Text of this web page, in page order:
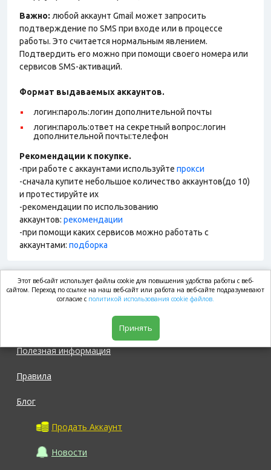
Важно: любой аккаунт Gmail может запросить
подтверждение по SMS при входе или в процессе
работы. Это считается нормальным явлением.
Подтвердить его можно при помощи своего номера или
сервисов SMS-активаций.
Формат выдаваемых аккаунтов.
логин:пароль:логин дополнительной почты
логин:пароль:ответ на секретный вопрос:логин
дополнительной почты:телефон
Рекомендации к покупке.
-при работе с аккаунтами используйте прокси
-сначала купите небольшое количество аккаунтов(до 10)
и протестируйте их
-рекомендации по использованию
аккаунтов: рекомендации
-при помощи каких сервисов можно работать с
аккаунтами: подборка
market.com
Полезная информация
Правила
Блог
Продать Аккаунт
Новости
Этот веб-сайт использует файлы cookie для повышения удобства работы с веб-
сайтом. Переход по ссылке на наш веб-сайт или работа на веб-сайте подразумевают
согласие с политикой использования cookie файлов.
Принять